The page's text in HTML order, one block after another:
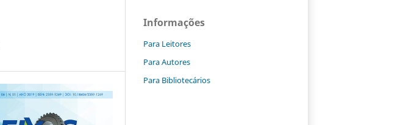
Informações
Para Leitores
Para Autores
Para Bibliotecários